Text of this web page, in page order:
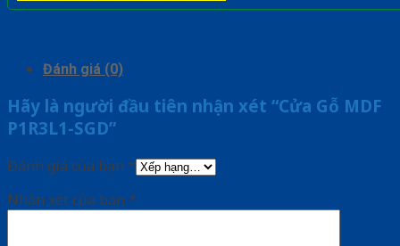
Đánh giá (0)
Hãy là người đầu tiên nhận xét “Cửa Gỗ MDF
P1R3L1-SGD”
Đánh giá của bạn *
Nhận xét của bạn *